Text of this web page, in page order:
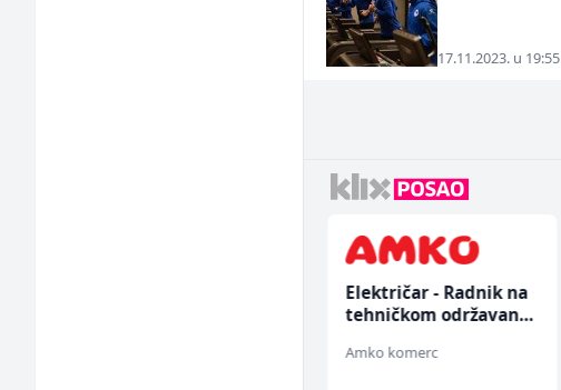
17.11.2023. u 19:55
Električar - Radnik na
tehničkom održavanju
Amko komerc